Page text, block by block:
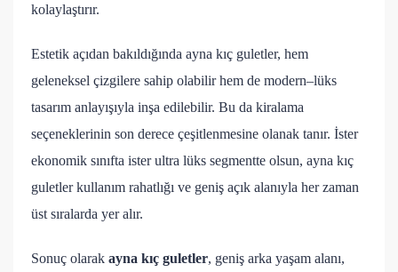
kolaylaştırır.
Estetik açıdan bakıldığında ayna kıç guletler, hem
geleneksel çizgilere sahip olabilir hem de modern–lüks
tasarım anlayışıyla inşa edilebilir. Bu da kiralama
seçeneklerinin son derece çeşitlenmesine olanak tanır. İster
ekonomik sınıfta ister ultra lüks segmentte olsun, ayna kıç
guletler kullanım rahatlığı ve geniş açık alanıyla her zaman
üst sıralarda yer alır.
Sonuç olarak ayna kıç guletler, geniş arka yaşam alanı,